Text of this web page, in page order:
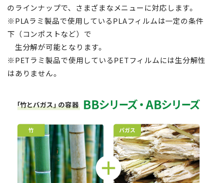
のラインナップで、さまざまなメニューに対応します。
※PLAラミ製品で使用しているPLAフィルムは一定の条件
下（コンポストなど）で
生分解が可能となります。
※PETラミ製品で使用しているPETフィルムには生分解性
はありません。